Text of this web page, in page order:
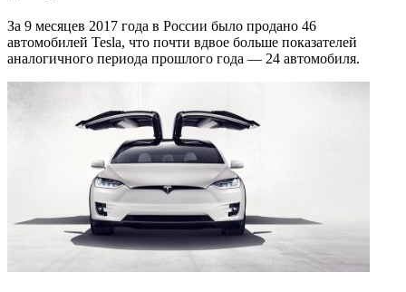
За 9 месяцев 2017 года в России было продано 46
автомобилей Tesla, что почти вдвое больше показателей
аналогичного периода прошлого года — 24 автомобиля.